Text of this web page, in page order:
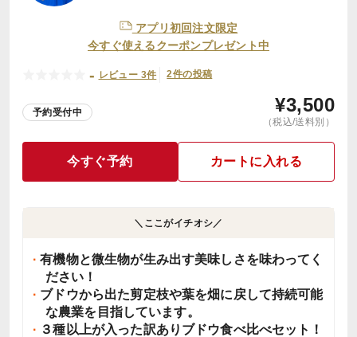
アプリ初回注文限定
今すぐ使えるクーポンプレゼント中
- レビュー 3件 2件の投稿
予約受付中 ¥3,500
（税込/送料別）
今すぐ予約 カートに入れる
＼ここがイチオシ／
有機物と微生物が生み出す美味しさを味わってく
ださい！
ブドウから出た剪定枝や葉を畑に戻して持続可能
な農業を目指しています。
３種以上が入った訳ありブドウ食べ比べセット！